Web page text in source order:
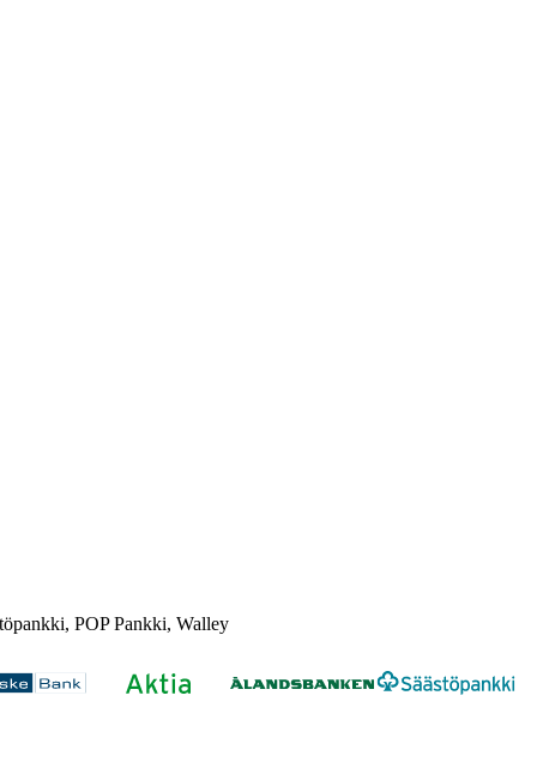
POP Pankki, Walley